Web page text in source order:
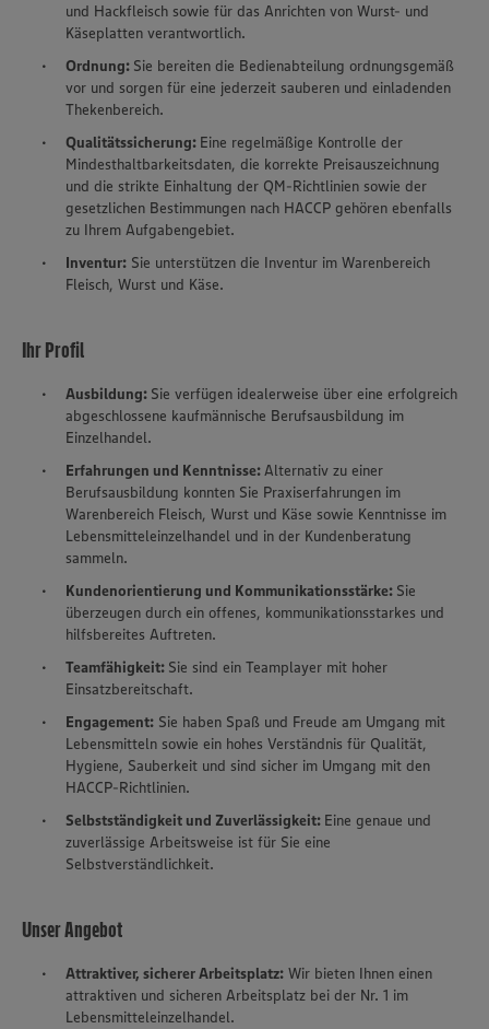
und Hackfleisch sowie für das Anrichten von Wurst- und
Käseplatten verantwortlich.
Ordnung: Sie bereiten die Bedienabteilung ordnungsgemäß
vor und sorgen für eine jederzeit sauberen und einladenden
Thekenbereich.
Qualitätssicherung: Eine regelmäßige Kontrolle der
Mindesthaltbarkeitsdaten, die korrekte Preisauszeichnung
und die strikte Einhaltung der QM-Richtlinien sowie der
gesetzlichen Bestimmungen nach HACCP gehören ebenfalls
zu Ihrem Aufgabengebiet.
Inventur: Sie unterstützen die Inventur im Warenbereich
Fleisch, Wurst und Käse.
Ihr Profil
Ausbildung: Sie verfügen idealerweise über eine erfolgreich
abgeschlossene kaufmännische Berufsausbildung im
Einzelhandel.
Erfahrungen und Kenntnisse:Alternativ zu einer
Berufsausbildung konnten Sie Praxiserfahrungen im
Warenbereich Fleisch, Wurst und Käse sowie Kenntnisse im
Lebensmitteleinzelhandel und in der Kundenberatung
sammeln.
Kundenorientierung und Kommunikationsstärke: Sie
überzeugen durch ein offenes, kommunikationsstarkes und
hilfsbereites Auftreten.
Teamfähigkeit: Sie sind ein Teamplayer mit hoher
Einsatzbereitschaft.
Engagement: Sie haben Spaß und Freude am Umgang mit
Lebensmitteln sowie ein hohes Verständnis für Qualität,
Hygiene, Sauberkeit und sind sicher im Umgang mit den
HACCP-Richtlinien.
Selbstständigkeit und Zuverlässigkeit: Eine genaue und
zuverlässige Arbeitsweise ist für Sie eine
Selbstverständlichkeit.
Unser Angebot
Attraktiver, sicherer Arbeitsplatz: Wir bieten Ihnen einen
attraktiven und sicheren Arbeitsplatz bei der Nr. 1 im
Lebensmitteleinzelhandel.